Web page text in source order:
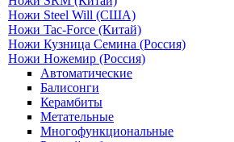
Ножи Steel Will (США)
Ножи Tac-Force (Китай)
Ножи Кузница Семина (Россия)
Ножи Ножемир (Россия)
Автоматические
Балисонги
Керамбиты
Метательные
Многофункциональные